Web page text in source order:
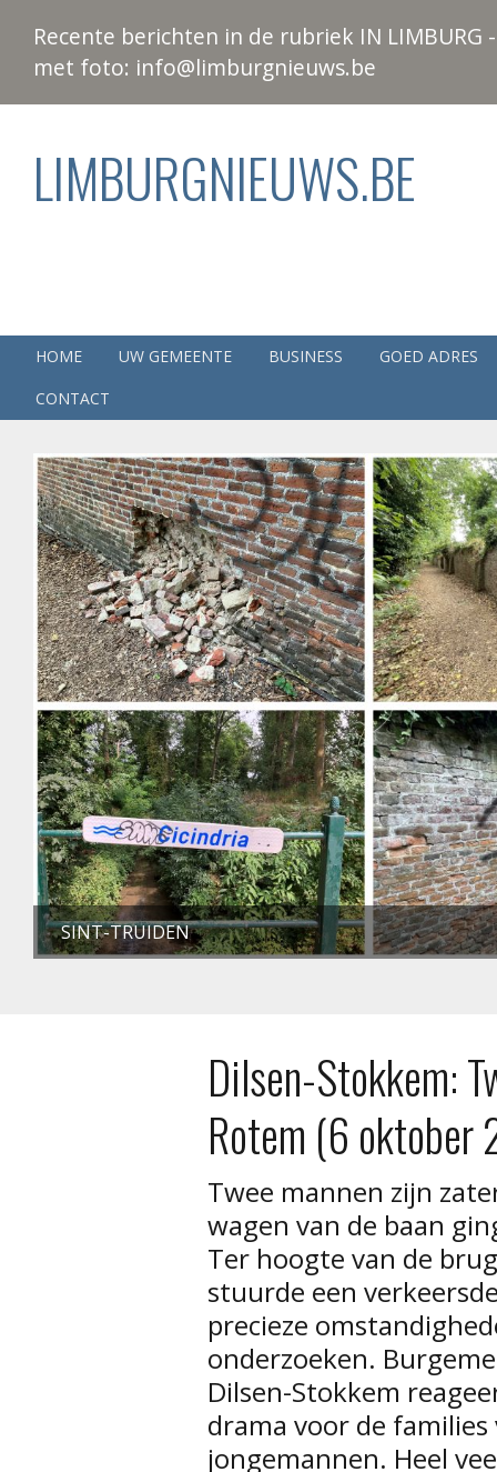
Recente berichten in de rubriek IN
met foto: info@limburgnieuws.be
LIMBURGNIEUWS.BE
HOME UW GEMEENTE BUSINESS
GOED ADRES
CONTACT
SINT-TRUIDEN
Dilsen-Stokkem:
Rotem (6 oktober
Twee mannen zijn
wagen van de baan
Ter hoogte van de
stuurde een
precieze
onderzoeken.
Dilsen-Stokkem
drama voor de
jongemannen. Heel